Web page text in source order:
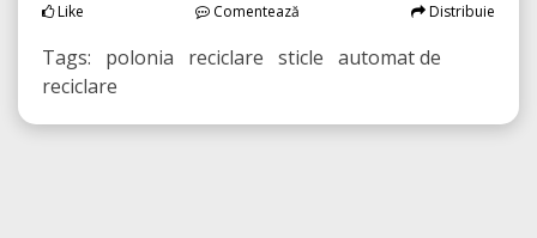
Like Comentează Distribuie
Tags: polonia reciclare sticle automat de
reciclare